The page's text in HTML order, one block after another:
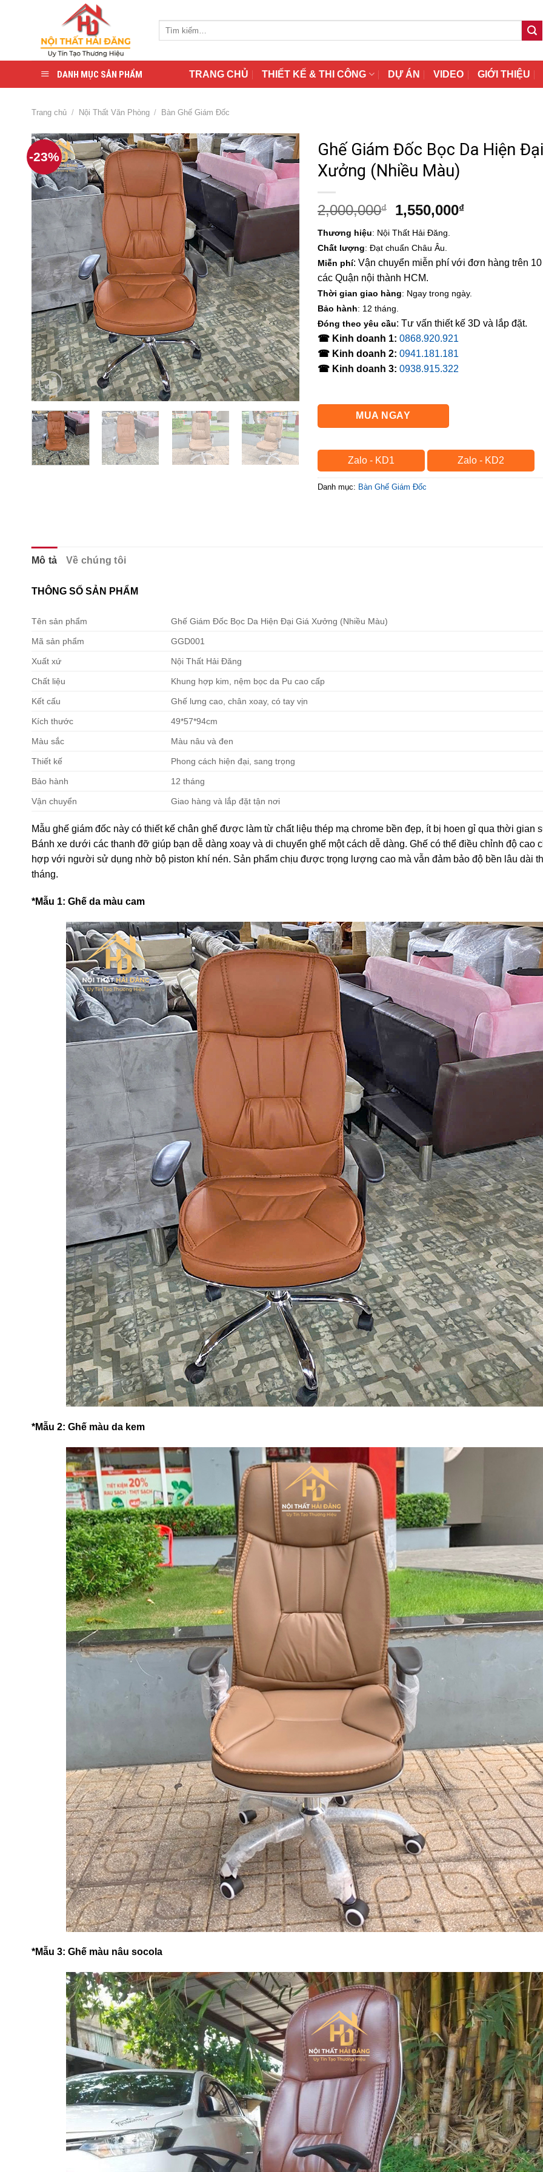
DANH MỤC SẢN PHẨM TRANG CHỦ THIẾT KẾ & THI CÔNG DỰ ÁN VIDEO GIỚI THIỆU
Trang chủ / Nội Thất Văn Phòng / Bàn Ghế Giám Đốc
-23%
Ghế Giám Đốc Bọc Da Hiện
Xưởng (Nhiều Màu)
2,000,000₫
Giá
là:
2,000,000₫.
1,550,000₫Giá
1,550,000₫.
Thương hiệu: Nội Thất Hải Đăng.
Chất lượng: Đạt chuẩn Châu Âu.
Miễn phí: Vận chuyển miễn phí với đơn hàng trên 10
các Quận nội thành HCM.
Thời gian giao hàng: Ngay trong ngày.
Bảo hành: 12 tháng.
Đóng theo yêu cầu: Tư vấn thiết kế 3D và lắp đặt.
☎ Kinh doanh 1: 0868.920.921
☎ Kinh doanh 2: 0941.181.181
☎ Kinh doanh 3: 0938.915.322
MUA NGAY
Zalo - KD1 Zalo - KD2
Danh mục: Bàn Ghế Giám Đốc
Mô tả Về chúng tôi
THÔNG SỐ SẢN PHẨM
Tên sản phẩm Ghế Giám Đốc Bọc Da Hiện Đại Giá Xưởng (Nhiều Màu)
Mã sản phẩm GGD001
Xuất xứ Nội Thất Hải Đăng
Chất liệu Khung hợp kim, nệm bọc da Pu cao cấp
Kết cấu Ghế lưng cao, chân xoay, có tay vịn
Kích thước 49*57*94cm
Màu sắc Màu nâu và đen
Thiết kế Phong cách hiện đại, sang trọng
Bảo hành 12 tháng
Vận chuyển Giao hàng và lắp đặt tận nơi
Mẫu ghế giám đốc này có thiết kế chân ghế được làm từ chất liệu thép mạ chrome bền đẹp, ít bị hoen gỉ qua thời gian
Bánh xe dưới các thanh đỡ giúp bạn dễ dàng xoay và di chuyển ghế một cách dễ dàng. Ghế có thể điều chỉnh độ cao
hợp với người sử dụng nhờ bộ piston khí nén. Sản phẩm chịu được trọng lượng cao mà vẫn đảm bảo độ bền lâu dài
tháng.
*Mẫu 1: Ghế da màu cam
*Mẫu 2: Ghế màu da kem
*Mẫu 3: Ghế màu nâu socola